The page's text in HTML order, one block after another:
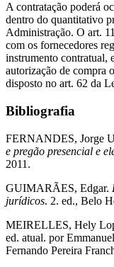
A contratação poderá
dentro do quantitativo
Administração. O art.
com os fornecedores
instrumento contratual,
autorização de compra
disposto no art. 62 da
Bibliografia
FERNANDES, Jorge
e pregão presencial e
2011.
GUIMARÃES, Edgar.
jurídicos. 2. ed., Belo
MEIRELLES, Hely
ed. atual. por
Fernando Pereira